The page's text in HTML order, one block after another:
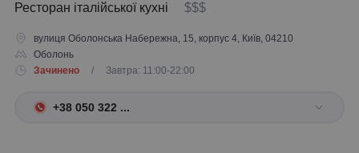
Ресторан італійської кухні $$$
вулиця Оболонська Набережна, 15, корпус 4, Київ, 04210
Оболонь
Зачинено
/ Завтра: 11:00-22:00
+38 050 322 ...